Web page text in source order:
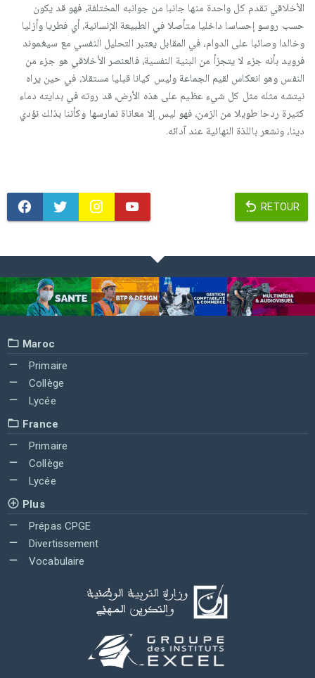
الأخلاقي تقدم كل واحدة منها جانبا من جوانبه المختلفة، فهو قد يكون
حسب روسو إحساسا داخليا متأصلا في الطبيعة الإنسانية، أي فطريا وأزليا
وخالدا وصائبا على الدوام، في المقابل يعتبر التحليل النفسي مع سيغموند
فرويد بأنه جزء لا يتجزأ من البنية النفسية، فالعنصر الأخلاقي هو جزء من
النفس وهو انعكاس لقيم الجماعة وليس كيانا قبليا مستقلا، في حين يراه
نيتشه مثله مثل كل شيء عظيم على هذه الأرض، قد روته في بدايته دماء
كثيرة ردحا طويلا من الزمن، فهو ليس إلا معاناة نمارسها وكأننا بذلك نؤدي
دينا، ونشعر باللذة النهائية عند آدائه.
RETOUR
Maroc
Primaire
Collège
Lycée
France
Primaire
Collège
Lycée
Plus
Prépas CPGE
Divertissement
Vocabulaire